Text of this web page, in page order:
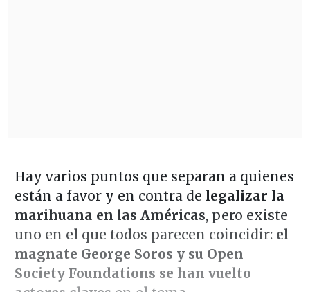
Hay varios puntos que separan a quienes
están a favor y en contra de legalizar la
marihuana en las Américas, pero existe
uno en el que todos parecen coincidir: el
magnate George Soros y su Open
Society Foundations se han vuelto